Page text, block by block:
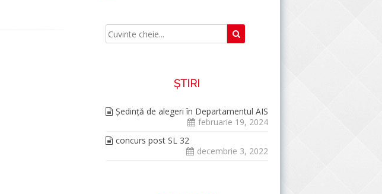
ȘTIRI
Şedinţă de alegeri în Departamentul AIS
februarie 19, 2024
concurs post SL 32
decembrie 3, 2022